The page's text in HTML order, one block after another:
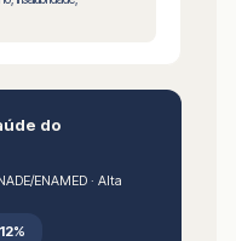
do
ENAMED · Alta